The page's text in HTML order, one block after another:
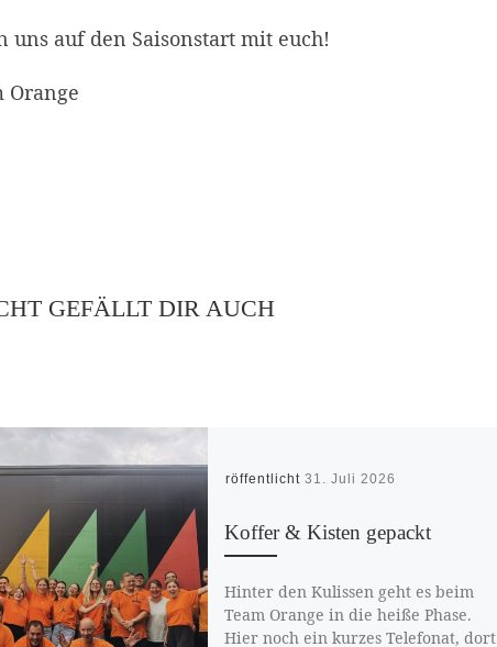
uns auf den Saisonstart mit euch!
Orange
GEFÄLLT DIR AUCH
Veröffentlicht 31. Juli 2026
Koffer & Kisten gepackt
Hinter den Kulissen geht es beim
Team Orange in die heiße Phase.
Hier noch ein kurzes Telefonat, dort